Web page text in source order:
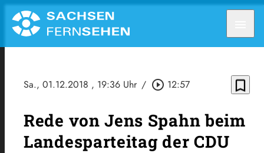
Sa., 01.12.2018 , 19:36 Uhr / play_circle_outline 12:57 bookmark_border
Rede von Jens Spahn beim
Landesparteitag der CDU